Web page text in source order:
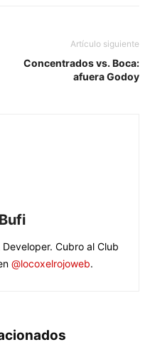
Artículo siguiente
Concentrados vs. Boca:
afuera Godoy
Cubro al Club
@locoxelrojoweb.